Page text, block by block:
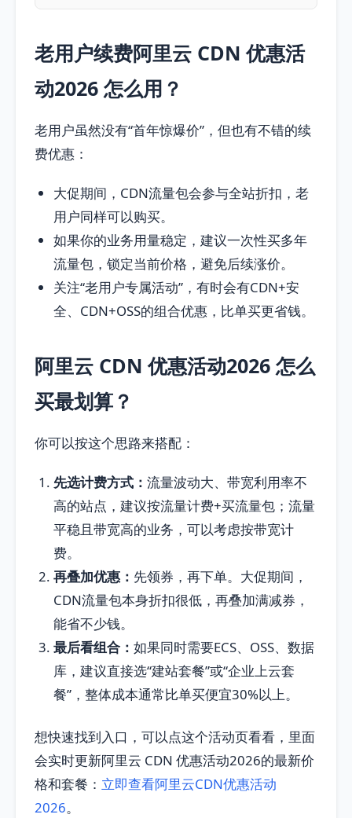
老用户续费阿里云 CDN 优惠活
动2026 怎么用？
老用户虽然没有“首年惊爆价”，但也有不错的续
费优惠：
大促期间，CDN流量包会参与全站折扣，老
用户同样可以购买。
如果你的业务用量稳定，建议一次性买多年
流量包，锁定当前价格，避免后续涨价。
关注“老用户专属活动”，有时会有CDN+安
全、CDN+OSS的组合优惠，比单买更省钱。
阿里云 CDN 优惠活动2026 怎么
买最划算？
你可以按这个思路来搭配：
先选计费方式： 流量波动大、带宽利用率不
高的站点，建议按流量计费+买流量包；流量
平稳且带宽高的业务，可以考虑按带宽计
费。
再叠加优惠： 先领券，再下单。大促期间，
CDN流量包本身折扣很低，再叠加满减券，
能省不少钱。
最后看组合： 如果同时需要ECS、OSS、数据
库，建议直接选“建站套餐”或“企业上云套
餐”，整体成本通常比单买便宜30%以上。
想快速找到入口，可以点这个活动页看看，里面
会实时更新阿里云 CDN 优惠活动2026的最新价
格和套餐： 立即查看阿里云CDN优惠活动
2026。